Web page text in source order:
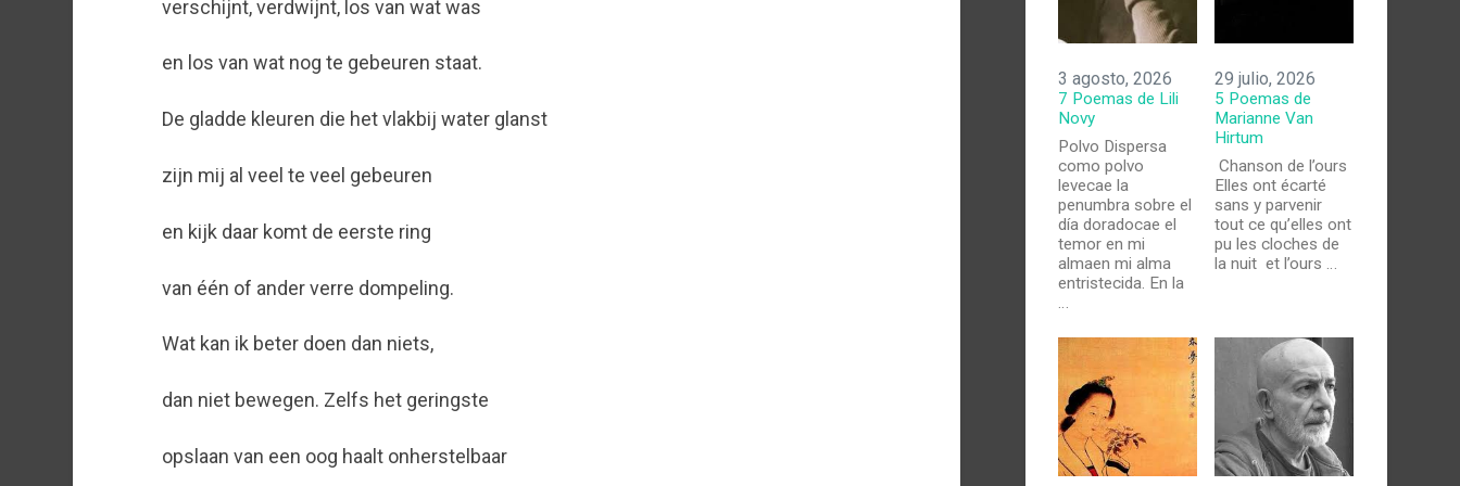
verschijnt, verdwijnt, los van wat was
en los van wat nog te gebeuren staat.
De gladde kleuren die het vlakbij water glanst
zijn mij al veel te veel gebeuren
en kijk daar komt de eerste ring
van één of ander verre dompeling.
Wat kan ik beter doen dan niets,
dan niet bewegen. Zelfs het geringste
opslaan van een oog haalt onherstelbaar
3 agosto, 2026
7 Poemas de Lili
Novy
Polvo Dispersa
como polvo
levecae la
penumbra sobre el
día doradocae el
temor en mi
almaen mi alma
entristecida. En la
…
29 julio, 2026
5 Poemas de
Marianne Van
Hirtum
Chanson de l’ours
Elles ont écarté
sans y parvenir
tout ce qu’elles ont
pu les cloches de
la nuit et l’ours …